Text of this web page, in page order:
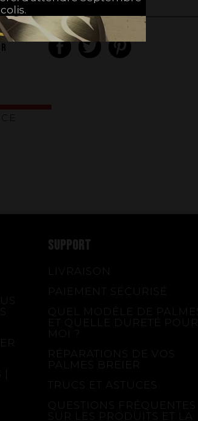
SUPPORT
LIVRAISON
PAIEMENT SÉCURISÉ
QUEL MODÈLE DE PALMES
ET QUELLE DURETÉ POUR
MOI ?
RÉPARATIONS DE VOS
PALMES BREIER
TRUCS ET ASTUCES
QUESTIONS FRÉQUENTES
SUR LES PRODUITS ET LA